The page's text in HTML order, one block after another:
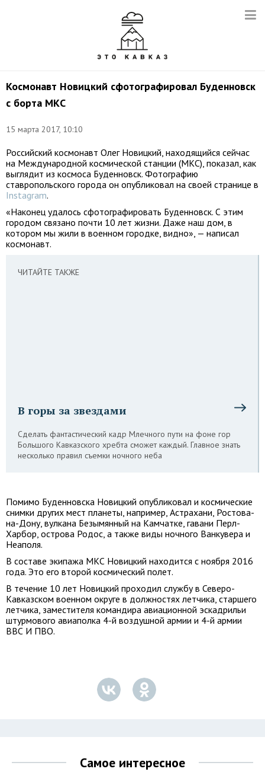
Космонавт Новицкий сфотографировал Буденновск
с борта МКС
15 марта 2017, 10:10
Российский космонавт Олег Новицкий, находящийся сейчас
на Международной космической станции (МКС), показал, как
выглядит из космоса Буденновск. Фотографию
ставропольского города он опубликовал на своей странице в
Instagram.
«Наконец удалось сфотографировать Буденновск. С этим
городом связано почти 10 лет жизни. Даже наш дом, в
котором мы жили в военном городке, видно», — написал
космонавт.
ЧИТАЙТЕ ТАКЖЕ
В горы за звездами
Сделать фантастический кадр Млечного пути на фоне гор
Большого Кавказского хребта сможет каждый. Главное знать
несколько правил съемки ночного неба
Помимо Буденновска Новицкий опубликовал и космические
снимки других мест планеты, например, Астрахани, Ростова-
на-Дону, вулкана Безымянный на Камчатке, гавани Перл-
Харбор, острова Родос, а также виды ночного Ванкувера и
Неаполя.
В составе экипажа МКС Новицкий находится с ноября 2016
года. Это его второй космический полет.
В течение 10 лет Новицкий проходил службу в Северо-
Кавказском военном округе в должностях летчика, старшего
летчика, заместителя командира авиационной эскадрильи
штурмового авиаполка 4-й воздушной армии и 4-й армии
ВВС И ПВО.
Самое интересное